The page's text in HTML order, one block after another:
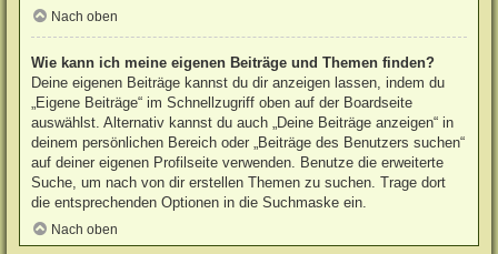
Nach oben
Wie kann ich meine eigenen Beiträge und Themen finden?
Deine eigenen Beiträge kannst du dir anzeigen lassen, indem du
„Eigene Beiträge“ im Schnellzugriff oben auf der Boardseite
auswählst. Alternativ kannst du auch „Deine Beiträge anzeigen“ in
deinem persönlichen Bereich oder „Beiträge des Benutzers suchen“
auf deiner eigenen Profilseite verwenden. Benutze die erweiterte
Suche, um nach von dir erstellen Themen zu suchen. Trage dort
die entsprechenden Optionen in die Suchmaske ein.
Nach oben